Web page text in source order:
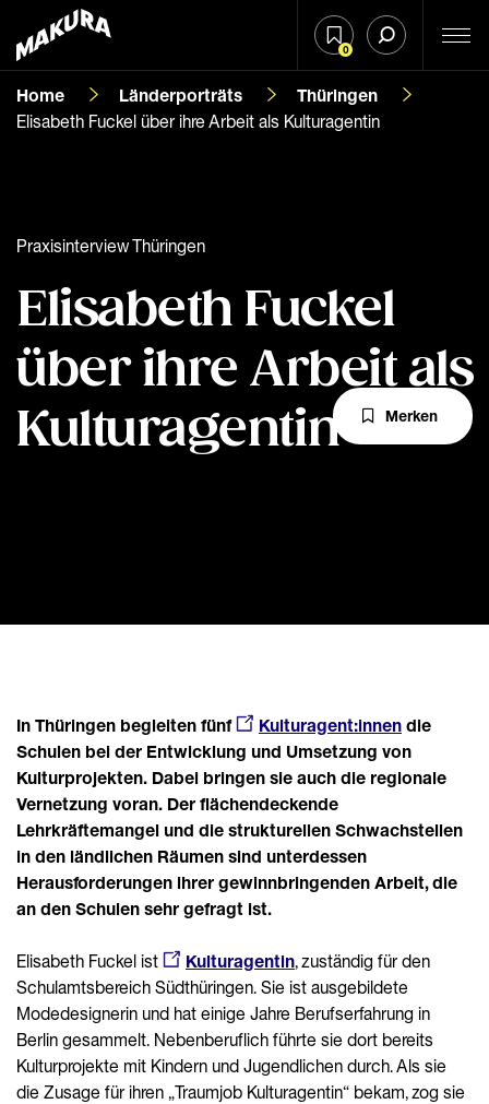
0
Home Länderporträts
Thüringen
Elisabeth Fuckel über ihre Arbeit als Kulturagentin
Praxisinterview Thüringen
Elisabeth Fuckel
über ihre Arbeit als
Kulturagentin
Merken
In Thüringen begleiten fünf Kulturagent:innen die
Schulen bei der Entwicklung und Umsetzung von
Kulturprojekten. Dabei bringen sie auch die regionale
Vernetzung voran. Der flächendeckende
Lehrkräftemangel und die strukturellen Schwachstellen
in den ländlichen Räumen sind unterdessen
Herausforderungen ihrer gewinnbringenden Arbeit, die
an den Schulen sehr gefragt ist.
Elisabeth Fuckel ist Kulturagentin, zuständig für den
Schulamtsbereich Südthüringen. Sie ist ausgebildete
Modedesignerin und hat einige Jahre Berufserfahrung in
Berlin gesammelt. Nebenberuflich führte sie dort bereits
Kulturprojekte mit Kindern und Jugendlichen durch. Als sie
die Zusage für ihren „Traumjob Kulturagentin“ bekam, zog sie